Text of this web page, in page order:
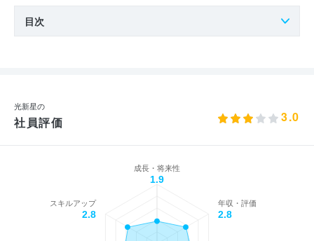
目次
光新星の
社員評価 3.0
成長・将来性
1.9
年収・評価
2.8
スキルアップ
2.8